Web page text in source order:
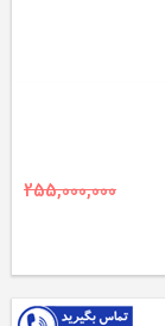
255,000,000